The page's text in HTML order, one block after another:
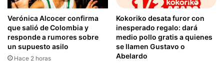
Verónica Alcocer confirma
que salió de Colombia y
responde a rumores sobre
un supuesto asilo
Hace 2 horas
Kokoriko desata furor con
inesperado regalo: dará
medio pollo gratis a quienes
se llamen Gustavo o
Abelardo